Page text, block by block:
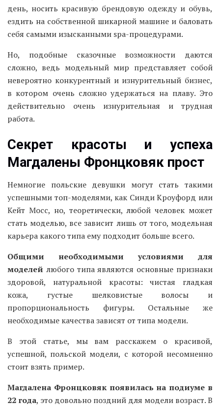
день, носить красивую брендовую одежду и обувь,
ездить на собственной шикарной машине и баловать
себя самыми изысканными spa-процедурами.
Но, подобные сказочные возможности даются
сложно, ведь модельный мир представляет собой
невероятно конкурентный и изнурительный бизнес,
в котором очень сложно удержаться на плаву. Это
действительно очень изнурительная и трудная
работа.
Секрет красоты и успеха
Магдалены Фронцковяк прост
Немногие польские девушки могут стать такими
успешными топ-моделями, как Синди Кроуфорд или
Кейт Мосс, но, теоретически, любой человек может
стать моделью, все зависит лишь от того, модельная
карьера какого типа ему подходит больше всего.
Общими необходимыми условиями для
моделей любого типа являются основные признаки
здоровой, натуральной красоты: чистая гладкая
кожа, густые шелковистые волосы и
пропорциональность фигуры. Остальные же
необходимые качества зависят от типа модели.
В этой статье, мы вам расскажем о красивой,
успешной, польской модели, с которой несомненно
стоит взять пример.
Магдалена Фронцковяк появилась на подиуме в
22 года, это довольно поздний для модели возраст. В